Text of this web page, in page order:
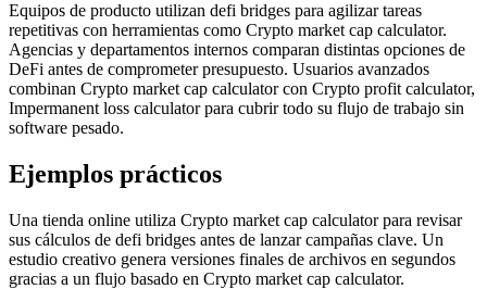
Equipos de producto utilizan defi bridges para agilizar tareas
repetitivas con herramientas como Crypto market cap calculator.
Agencias y departamentos internos comparan distintas opciones de
DeFi antes de comprometer presupuesto. Usuarios avanzados
combinan Crypto market cap calculator con Crypto profit calculator,
Impermanent loss calculator para cubrir todo su flujo de trabajo sin
software pesado.
Ejemplos prácticos
Una tienda online utiliza Crypto market cap calculator para revisar
sus cálculos de defi bridges antes de lanzar campañas clave. Un
estudio creativo genera versiones finales de archivos en segundos
gracias a un flujo basado en Crypto market cap calculator.